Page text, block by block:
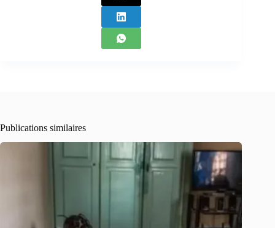
Publications similaires